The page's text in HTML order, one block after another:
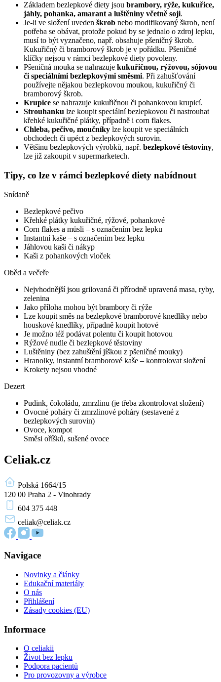
Základem bezlepkové diety jsou brambory, rýže, kukuřice,
jáhly, pohanka, amarant a luštěniny včetně soji.
Je-li ve složení uveden škrob nebo modifikovaný škrob, není
potřeba se obávat, protože pokud by se jednalo o zdroj lepku,
musí to být vyznačeno, např. obsahuje pšeničný škrob.
Kukuřičný či bramborový škrob je v pořádku. Pšeničné
klíčky nejsou v rámci bezlepkové diety povoleny.
Pšeničná mouka se nahrazuje kukuřičnou, rýžovou, sójovou
či speciálními bezlepkovými směsmi. Při zahušťování
používejte nějakou bezlepkovou moukou, kukuřičný či
bramborový škrob.
Krupice se nahrazuje kukuřičnou či pohankovou krupicí.
Strouhanku lze koupit speciální bezlepkovou či nastrouhat
křehké kukuřičné plátky, případně i corn flakes.
Chleba, pečivo, moučníky lze koupit ve speciálních
obchodech či upéct z bezlepkových surovin.
Většinu bezlepkových výrobků, např. bezlepkové těstoviny,
lze již zakoupit v supermarketech.
Tipy, co lze v rámci bezlepkové diety nabídnout
Snídaně
Bezlepkové pečivo
Křehké plátky kukuřičné, rýžové, pohankové
Corn flakes a müsli – s označením bez lepku
Instantní kaše – s označením bez lepku
Jáhlovou kaši či nákyp
Kaši z pohankových vloček
Oběd a večeře
Nejvhodnější jsou grilovaná či přírodně upravená masa, ryby,
zelenina
Jako příloha mohou být brambory či rýže
Lze koupit směs na bezlepkové bramborové knedlíky nebo
houskové knedlíky, případně koupit hotové
Je možno též podávat polentu či koupit hotovou
Rýžové nudle či bezlepkové těstoviny
Luštěniny (bez zahuštění jíškou z pšeničné mouky)
Hranolky, instantní bramborové kaše – kontrolovat složení
Krokety nejsou vhodné
Dezert
Pudink, čokoládu, zmrzlinu (je třeba zkontrolovat složení)
Ovocné poháry či zmrzlinové poháry (sestavené z
bezlepkových surovin)
Ovoce, kompot
Směsi oříšků, sušené ovoce
Celiak.cz
Polská 1664/15
120 00 Praha 2 - Vinohrady
604 375 448
celiak@celiak.cz
Navigace
Novinky a články
Edukační materiály
O nás
Přihlášení
Zásady cookies (EU)
Informace
O celiakii
Život bez lepku
Podpora pacientů
Pro provozovny a výrobce